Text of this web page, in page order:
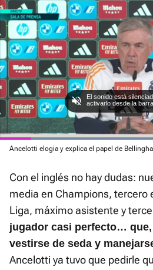
Current
Time
0:05 / 0:38
Loaded
Ancelotti elogia y explica el papel de
Con el inglés no hay dudas:
media en Champions, tercero
Liga, máximo asistente y
jugador casi perfecto… que,
vestirse de seda y
Ancelotti ya tuvo que pedirle